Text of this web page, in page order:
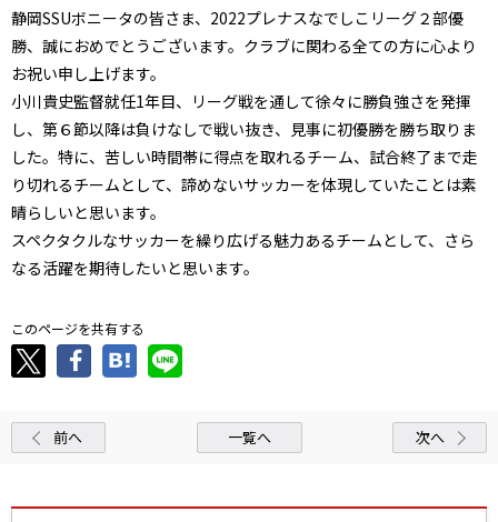
静岡SSUボニータの皆さま、2022プレナスなでしこリーグ２部優
勝、誠におめでとうございます。クラブに関わる全ての方に心より
お祝い申し上げます。
小川貴史監督就任1年目、リーグ戦を通して徐々に勝負強さを発揮
し、第６節以降は負けなしで戦い抜き、見事に初優勝を勝ち取りま
した。特に、苦しい時間帯に得点を取れるチーム、試合終了まで走
り切れるチームとして、諦めないサッカーを体現していたことは素
晴らしいと思います。
スペクタクルなサッカーを繰り広げる魅力あるチームとして、さら
なる活躍を期待したいと思います。
このページを共有する
前へ 一覧へ 次へ